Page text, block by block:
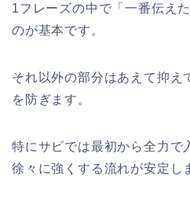
1フレーズの中で「一番伝え
のが基本です。
それ以外の部分はあえて抑え
を防ぎます。
特にサビでは最初から全力で
徐々に強くする流れが安定し